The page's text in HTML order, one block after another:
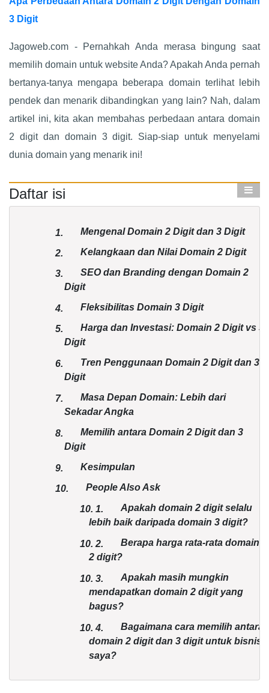
3 Digit
Jagoweb.com - Pernahkah Anda merasa bingung saat
memilih domain untuk website Anda? Apakah Anda pernah
bertanya-tanya mengapa beberapa domain terlihat lebih
pendek dan menarik dibandingkan yang lain? Nah, dalam
artikel ini, kita akan membahas perbedaan antara domain
2 digit dan domain 3 digit. Siap-siap untuk menyelami
dunia domain yang menarik ini!
Daftar isi
1. Mengenal Domain 2 Digit dan 3 Digit
2. Kelangkaan dan Nilai Domain 2 Digit
3.
SEO dan Branding dengan Domain 2
Digit
4. Fleksibilitas Domain 3 Digit
5.
Harga dan Investasi: Domain 2 Digit vs 3
Digit
6.
Tren Penggunaan Domain 2 Digit dan 3
Digit
7.
Masa Depan Domain: Lebih dari
Sekadar Angka
8.
Memilih antara Domain 2 Digit dan 3
Digit
9. Kesimpulan
10. People Also Ask
10. 1.
Apakah domain 2 digit selalu
lebih baik daripada domain 3 digit?
10. 2.
Berapa harga rata-rata domain
2 digit?
10. 3.
Apakah masih mungkin
mendapatkan domain 2 digit yang
bagus?
10.4.
Bagaimana cara memilih antara
domain 2 digit dan 3 digit untuk bisnis
saya?